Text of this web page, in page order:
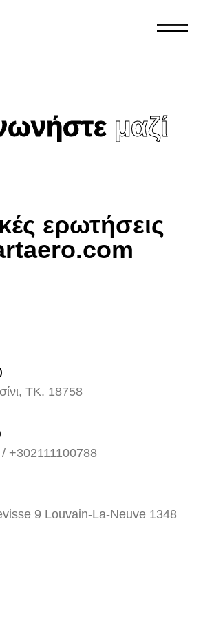
μαζί
ερωτήσεις
TK. 18758
+302111100788
9 Louvain-La-Neuve 1348